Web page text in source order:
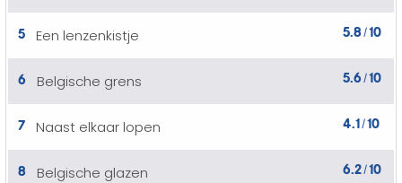
5 Een lenzenkistje 5.8/10
6 Belgische grens 5.6 /10
7 Naast elkaar lopen 4.1/10
8 Belgische glazen 6.2/10